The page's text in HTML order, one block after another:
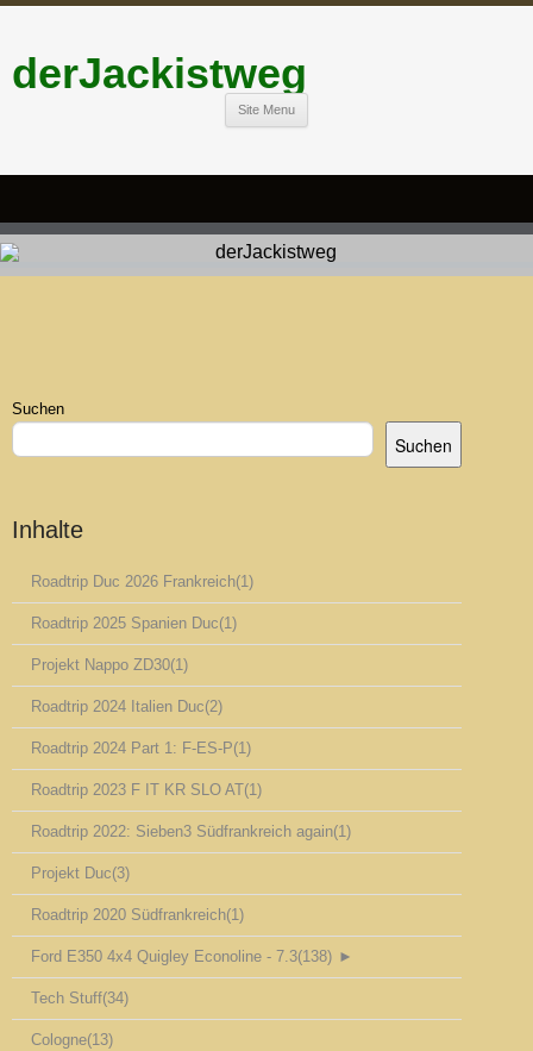
derJackistweg
Site Menu
Suchen
Suchen
Inhalte
Roadtrip Duc 2026 Frankreich(1)
Roadtrip 2025 Spanien Duc(1)
Projekt Nappo ZD30(1)
Roadtrip 2024 Italien Duc(2)
Roadtrip 2024 Part 1: F-ES-P(1)
Roadtrip 2023 F IT KR SLO AT(1)
Roadtrip 2022: Sieben3 Südfrankreich again(1)
Projekt Duc(3)
Roadtrip 2020 Südfrankreich(1)
Ford E350 4x4 Quigley Econoline - 7.3(138) ►
Tech Stuff(34)
Cologne(13)